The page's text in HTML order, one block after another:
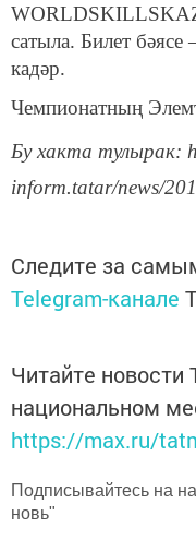
сатыла. Билет
кадәр.
Чемпионатның
Бу хакта тулырак:
inform.tatar/news/
Следите за
Telegram-канале
Читайте новости
национальном
https://max.ru/
Подписывайтесь на
новь"